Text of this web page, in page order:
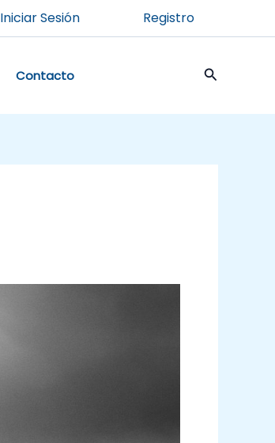
Iniciar Sesión Registro
Contacto Buscar